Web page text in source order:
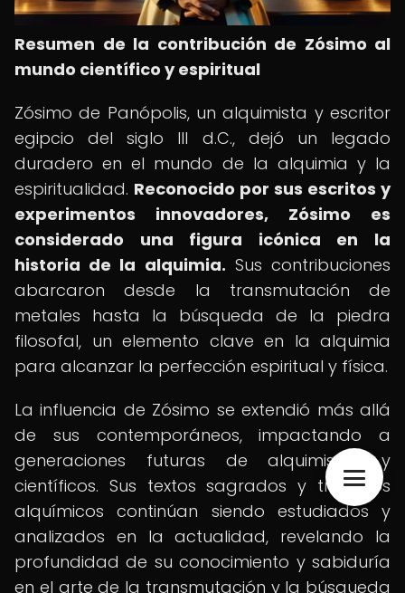
Resumen de la contribución de Zósimo al
mundo científico y espiritual
Zósimo de Panópolis, un alquimista y escritor
egipcio del siglo III d.C., dejó un legado
duradero en el mundo de la alquimia y la
espiritualidad. Reconocido por sus escritos y
experimentos innovadores, Zósimo es
considerado una figura icónica en la
historia de la alquimia. Sus contribuciones
abarcaron desde la transmutación de
metales hasta la búsqueda de la piedra
filosofal, un elemento clave en la alquimia
para alcanzar la perfección espiritual y física.
La influencia de Zósimo se extendió más allá
de sus contemporáneos, impactando a
generaciones futuras de alquimistas y
científicos. Sus textos sagrados y tratados
alquímicos continúan siendo estudiados y
analizados en la actualidad, revelando la
profundidad de su conocimiento y sabiduría
en el arte de la transmutación y la búsqueda